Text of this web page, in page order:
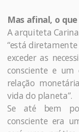
Mas afinal, o
A arquiteta
“está
exceder as
consciente e
relação
vida do planeta”.
Se até bem
consciente era